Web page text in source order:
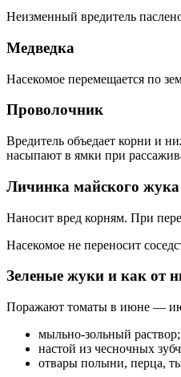
Неизменный вредитель
Медведка
Насекомое перемещается по
Проволочник
Вредитель объедает корни и
насыпают в ямки при
Личинка майского
Наносит вред корням. При
Насекомое не переносит
Зеленые жуки и как от
Поражают томаты в июне —
мыльно-зольный раствор;
настой из чесночных
отвары полыни, перца,